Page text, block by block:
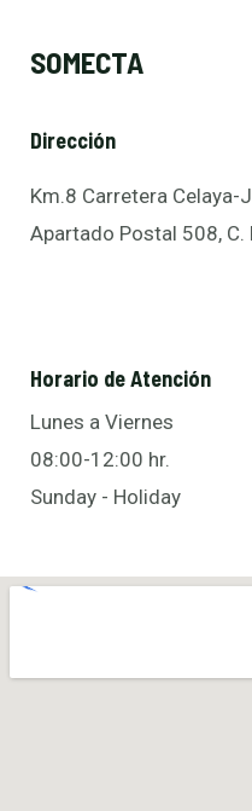
SOMECTA
Dirección
Km.8 Carretera Celaya-
Apartado Postal 508, C.
Horario de Atención
Lunes a Viernes
08:00-12:00 hr.
Sunday - Holiday